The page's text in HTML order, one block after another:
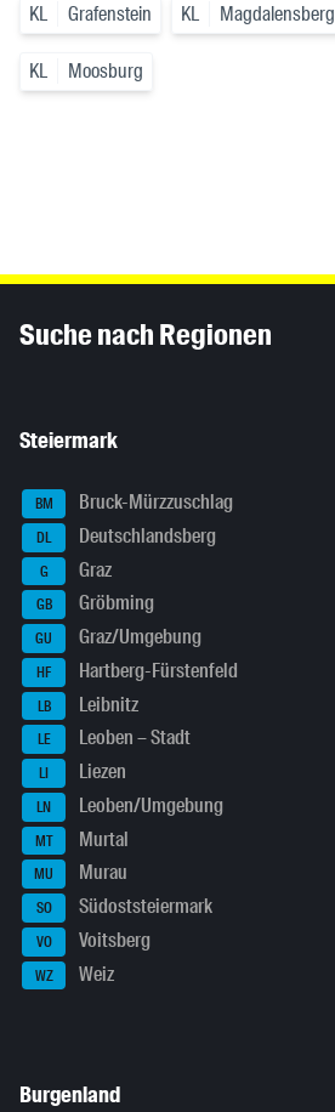
KL Grafenstein KL Magdalensberg
KL Moosburg
Suche nach Regionen
Steiermark
BM Bruck-Mürzzuschlag
DL Deutschlandsberg
G Graz
GB Gröbming
GU Graz/Umgebung
HF Hartberg-Fürstenfeld
LB Leibnitz
LE Leoben – Stadt
LI Liezen
LN Leoben/Umgebung
MT Murtal
MU Murau
SO Südoststeiermark
VO Voitsberg
WZ Weiz
Burgenland